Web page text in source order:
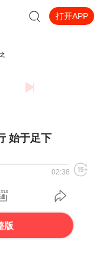
打开APP
始于足下
02:38
版